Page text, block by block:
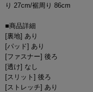
り 27cm/裾周り 86cm
■商品詳細
[裏地] あり
[パッド] あり
[ファスナー] 後ろ
[透け] なし
[スリット] 後ろ
[ストレッチ] あり